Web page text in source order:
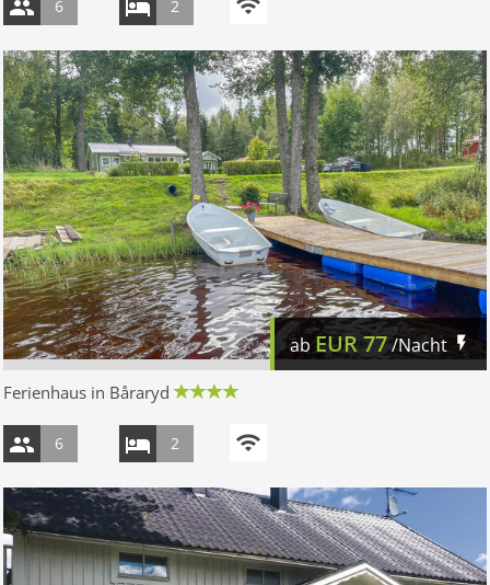
6 2
abEUR77/Nacht
Ferienhaus in Båraryd
6 2